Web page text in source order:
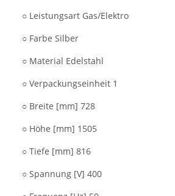
○ Leistungsart Gas/Elektro
○ Farbe Silber
○ Material Edelstahl
○ Verpackungseinheit 1
○ Breite [mm] 728
○ Höhe [mm] 1505
○ Tiefe [mm] 816
○ Spannung [V] 400